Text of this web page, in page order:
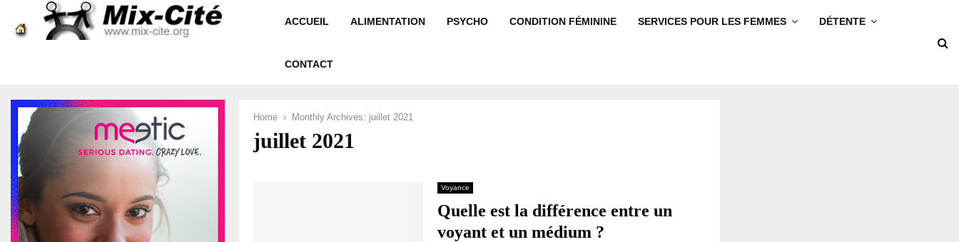
ACCUEIL ALIMENTATION PSYCHO CONDITION FÉMININE SERVICES POUR LES FEMMES DÉTENTE
CONTACT
Home Monthly Archives: juillet 2021
juillet 2021
Voyance
Quelle est la différence entre un
voyant et un médium ?